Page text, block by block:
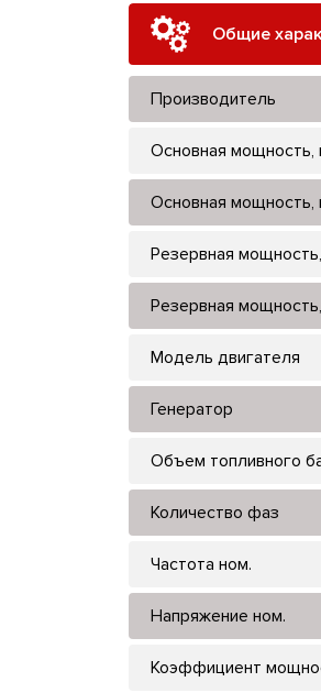
Общие
Производитель
Основная мощность,
Основная мощность,
Резервная
Резервная
Модель двигателя
Генератор
Объем топливного
Количество фаз
Частота ном.
Напряжение ном.
Коэффициент